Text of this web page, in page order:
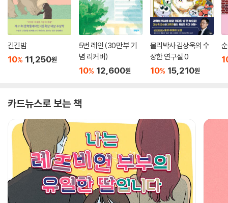
긴긴밤
10% 11,250원
5번 레인 (30만 부 기
념 리커버)
10% 12,600원
물리박사 김상욱의 수
상한 연구실 0
10% 15,210원
카드뉴스로 보는 책